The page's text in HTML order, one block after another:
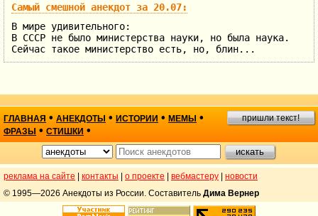
Самый смешной анекдот за 20.07:
В мире удивительного:
В СССР не было министерства науки, но была наука.
Сейчас такое министерство есть, но, блин...
ГЛАВНАЯ • АНЕКДОТЫ • ИСТОРИИ • МЕМЫ •
ФРАЗЫ • СТИШКИ •
пришли текст!
реклама на сайте контакты о проекте вебмастеру
новости
© 1995—2026 Анекдоты из России. Составитель Дима Вернер